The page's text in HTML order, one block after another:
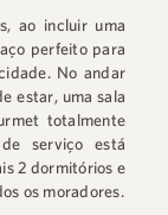
ao incluir uma
perfeito para
No andar
estar, uma sala
totalmente
serviço está
2 dormitórios e
os moradores.